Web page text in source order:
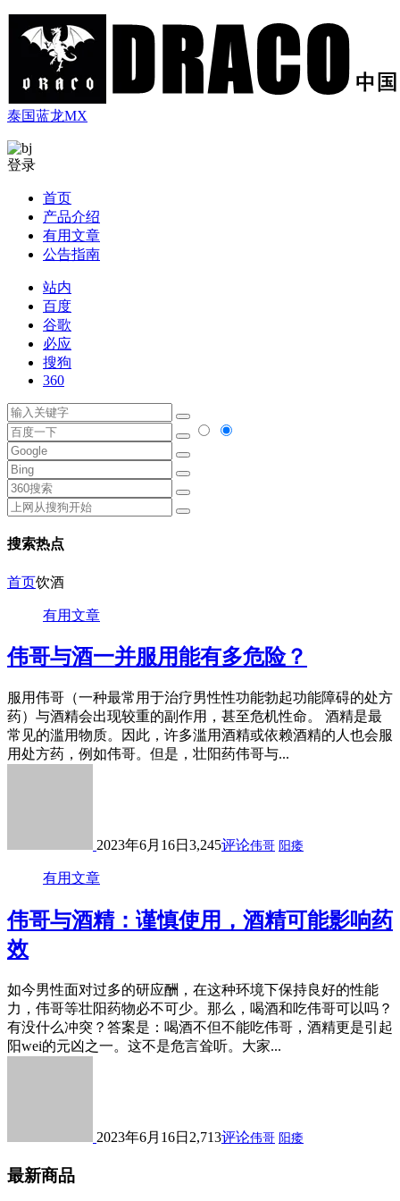
泰国蓝龙MX
登录
首页
产品介绍
有用文章
公告指南
站内
百度
谷歌
必应
搜狗
360
搜索热点
首页饮酒
有用文章
伟哥与酒一并服用能有多危险？
服用伟哥（一种最常用于治疗男性性功能勃起功能障碍的处方
药）与酒精会出现较重的副作用，甚至危机性命。 酒精是最
常见的滥用物质。因此，许多滥用酒精或依赖酒精的人也会服
用处方药，例如伟哥。但是，壮阳药伟哥与...
2023年6月16日 3,245评论伟哥 阳痿
有用文章
伟哥与酒精：谨慎使用，酒精可能影响药
效
如今男性面对过多的研应酬，在这种环境下保持良好的性能
力，伟哥等壮阳药物必不可少。那么，喝酒和吃伟哥可以吗？
有没什么冲突？答案是：喝酒不但不能吃伟哥，酒精更是引起
阳wei的元凶之一。这不是危言耸听。大家...
2023年6月16日 2,713评论伟哥 阳痿
最新商品